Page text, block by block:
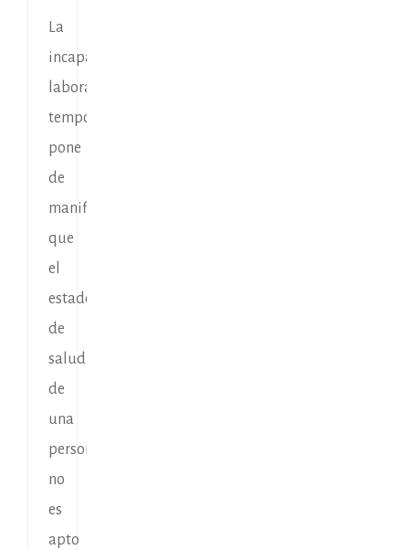
La
incapacidad
laboral
temporal
pone
de
manifiesto
que
el
estado
de
salud
de
una
persona
no
es
apto